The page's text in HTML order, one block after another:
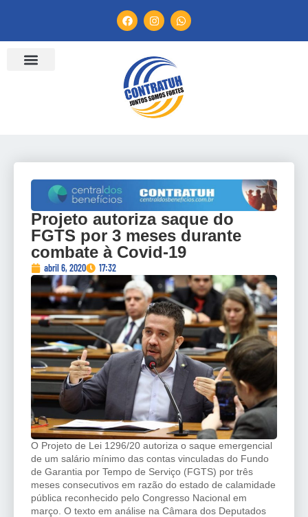
Projeto autoriza saque do
FGTS por 3 meses durante
combate à Covid-19
abril 6, 2020 17:32
O Projeto de Lei 1296/20 autoriza o saque emergencial
de um salário mínimo das contas vinculadas do Fundo
de Garantia por Tempo de Serviço (FGTS) por três
meses consecutivos em razão do estado de calamidade
pública reconhecido pelo Congresso Nacional em
março. O texto em análise na Câmara dos Deputados